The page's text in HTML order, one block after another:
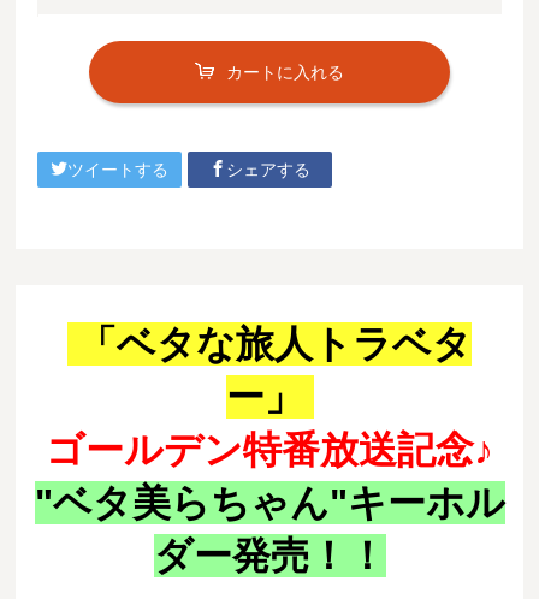
カートに入れる
ツイートする シェアする
「ベタな旅人トラベタ
ー」
ゴールデン特番放送記念♪
"ベタ美らちゃん"キーホル
ダー発売！！